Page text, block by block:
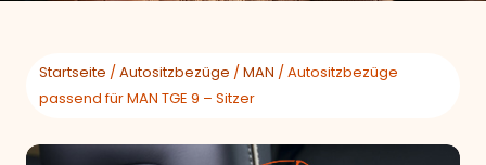
Startseite /Autositzbezüge /MAN / Autositzbezüge
passend für MAN TGE 9 – Sitzer